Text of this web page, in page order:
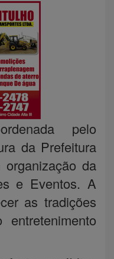
pelo
da Prefeitura
da
e Eventos. A
as tradições